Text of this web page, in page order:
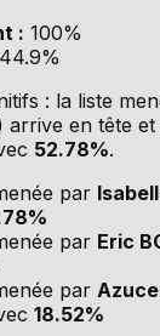
: 100%
44.9%
: la liste
arrive en tête et
52.78%.
par
par Eric
par
18.52%